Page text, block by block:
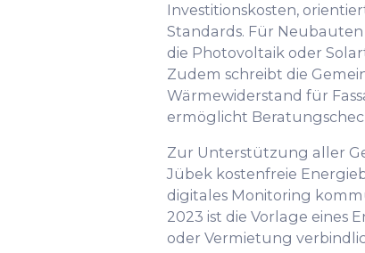
Investitionskosten,
Standards. Für
die Photovoltaik oder
Zudem schreibt die
Wärmewiderstand für
ermöglicht
Zur Unterstützung aller
Jübek kostenfreie
digitales Monitoring
2023 ist die Vorlage eines
oder Vermietung